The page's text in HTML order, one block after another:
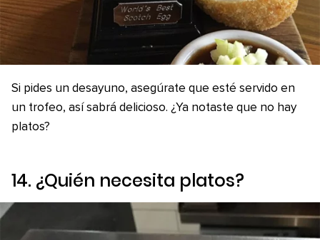
Si pides un desayuno, asegúrate que esté servido en
un trofeo, así sabrá delicioso. ¿Ya notaste que no hay
platos?
14. ¿Quién necesita platos?